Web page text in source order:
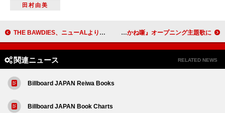
田村由美
THE BAWDIES、ニューALより先行シングル「PARTY PARTY」配信決定 ROY社長企画の“慰安旅行”予告映像も公開 桑田佳祐、初のアニメ完全書き下ろし 新曲「人誑し / ひとたらし」がTVアニメ『あかね噺』オープニング主題歌に
関連ニュース RELATED NEWS
Billboard JAPAN Reiwa Books
Billboard JAPAN Book Charts